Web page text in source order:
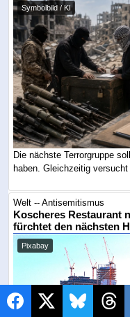
Symbolbild / KI
Die nächste Terrorgruppe
haben. Gleichzeitig versucht
Welt -- Antisemitismus
Koscheres Restaurant
fürchtet den nächsten
Pixabay